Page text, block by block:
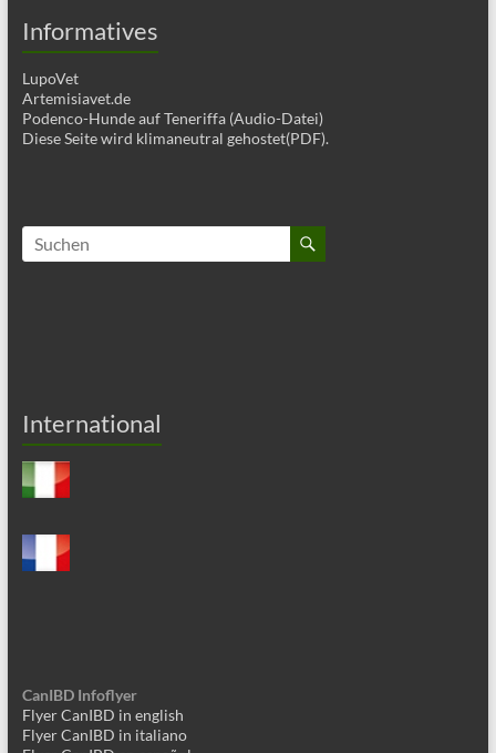
Informatives
LupoVet
Artemisiavet.de
Podenco-Hunde auf Teneriffa (Audio-Datei)
Diese Seite wird klimaneutral gehostet(PDF).
International
CanIBD Infoflyer
Flyer CanIBD in english
Flyer CanIBD in italiano